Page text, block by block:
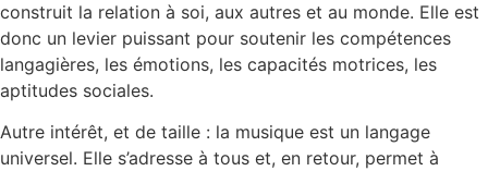
construit la relation à soi, aux autres et au monde. Elle est
donc un levier puissant pour soutenir les compétences
langagières, les émotions, les capacités motrices, les
aptitudes sociales.
Autre intérêt, et de taille : la musique est un langage
universel. Elle s’adresse à tous et, en retour, permet à